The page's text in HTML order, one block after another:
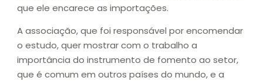
que ele encarece as importações.
A associação, que foi responsável por encomendar
o estudo, quer mostrar com o trabalho a
importância do instrumento de fomento ao setor,
que é comum em outros países do mundo, e a